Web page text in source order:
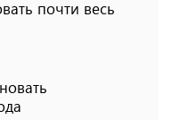
почти весь